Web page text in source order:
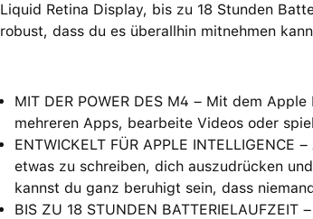
Liquid Retina Display, bis zu 18 Stunden
robust, dass du es überallhin mitnehmen
MIT DER POWER DES M4 – Mit dem
mehreren Apps, bearbeite Videos oder
ENTWICKELT FÜR APPLE
etwas zu schreiben, dich auszudrücken
kannst du ganz beruhigt sein, dass
BIS ZU 18 STUNDEN